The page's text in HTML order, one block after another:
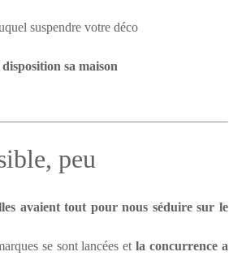
suspendre votre déco
sa maison
peu
avaient tout pour nous séduire sur le
se sont lancées etla concurrence a